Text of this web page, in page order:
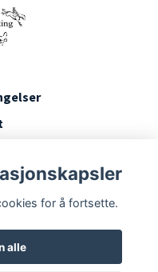
for å fortsette.
alle